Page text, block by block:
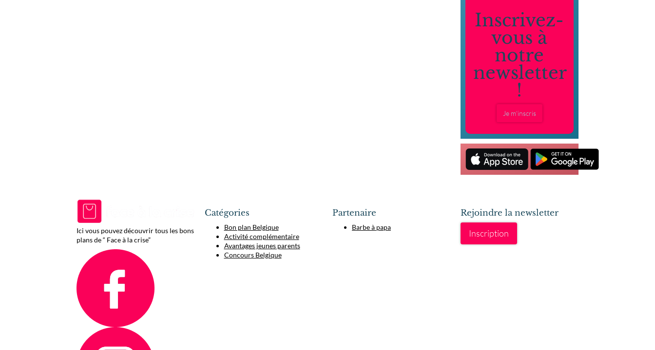
Inscrivez-
vous à
notre
newsletter
!
Je m'inscris
Ici vous pouvez découvrir tous les bons
plans de “ Face à la crise”
Catégories
Bon plan Belgique
Activité complémentaire
Avantages jeunes parents
Concours Belgique
Partenaire
Barbe à papa
Rejoindre la newsletter
Inscription